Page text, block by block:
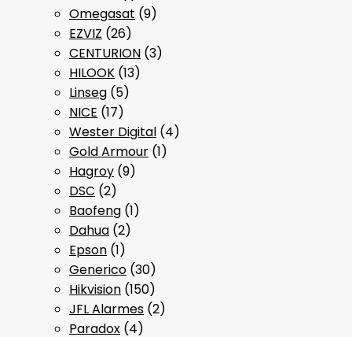
Omegasat (9)
EZVIZ (26)
CENTURION (3)
HILOOK (13)
Linseg (5)
NICE (17)
Wester Digital (4)
Gold Armour (1)
Hagroy (9)
DSC (2)
Baofeng (1)
Dahua (2)
Epson (1)
Generico (30)
Hikvision (150)
JFL Alarmes (2)
Paradox (4)